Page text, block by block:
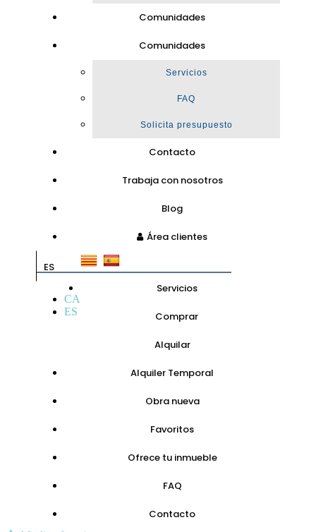
Comunidades
Comunidades
Servicios
FAQ
Solicita presupuesto
Contacto
Trabaja con nosotros
Blog
Área clientes
ES
CA
ES
Servicios
Comprar
Alquilar
Alquiler Temporal
Obra nueva
Favoritos
Ofrece tu inmueble
FAQ
Contacto